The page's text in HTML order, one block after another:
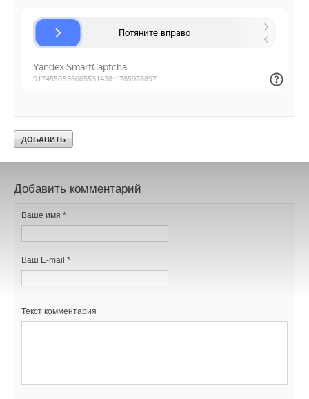
Уведомления отключены
В этой теме еще нет комментариев
Добавить комментарий
Ваше имя *
Ваш E-mail *
Текст комментария
Ваш E-mail *
Текст комментария